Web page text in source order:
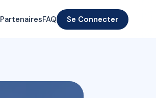
PartenairesFAQ Se Connecter